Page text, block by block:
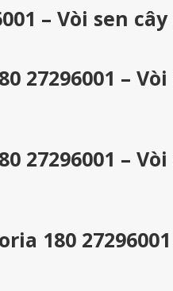
– Vòi sen
27296001 –
27296001 –
180